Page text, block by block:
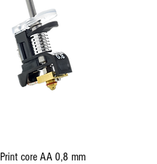
Print core AA 0,8 mm